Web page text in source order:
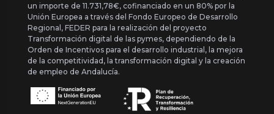
un importe de 11.731,78€, cofinanciado en un 80% por la
Unión Europea a través del Fondo Europeo de Desarrollo
Regional, FEDER para la realización del proyecto
Transformación digital de las pymes, dependiendo de la
Orden de Incentivos para el desarrollo industrial, la mejora
de la competitividad, la transformación digital y la creación
de empleo de Andalucía.